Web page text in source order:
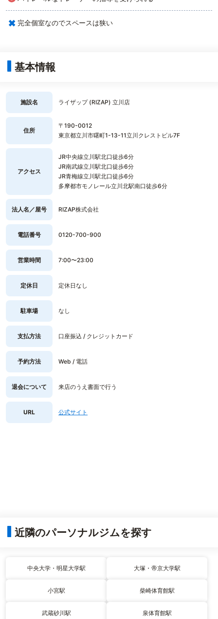
× 完全個室なのでスペースは狭い
基本情報
施設名 ライザップ (RIZAP) 立川店
住所
〒190-0012
東京都立川市曙町1-13-11立川クレストビル7F
アクセス
JR中央線立川駅北口徒歩6分
JR南武線立川駅北口徒歩6分
JR青梅線立川駅北口徒歩6分
多摩都市モノレール立川北駅南口徒歩6分
法人名／屋号 RIZAP株式会社
電話番号 0120-700-900
営業時間 7:00〜23:00
定休日 定休日なし
駐車場 なし
支払方法 口座振込 / クレジットカード
予約方法 Web / 電話
退会について 来店のうえ書面で行う
URL 公式サイト
近隣のパーソナルジムを探す
中央大学・明星大学駅 大塚・帝京大学駅
小宮駅 柴崎体育館駅
武蔵砂川駅 泉体育館駅